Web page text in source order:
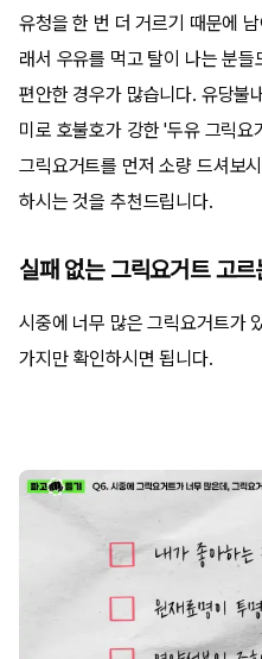
유청을 한 번 더 거르기 때문에
래서 우유를 먹고 탈이 나는 분들
편안한 경우가 많습니다. 유당불
미로 호불호가 강한 '두유 그릭
그릭요거트를 먼저 소량 드셔보
하시는 것을 추천드립니다.
실패 없는 그릭요거트 고
시중에 너무 많은 그릭요거트가
가지만 확인하시면 됩니다.